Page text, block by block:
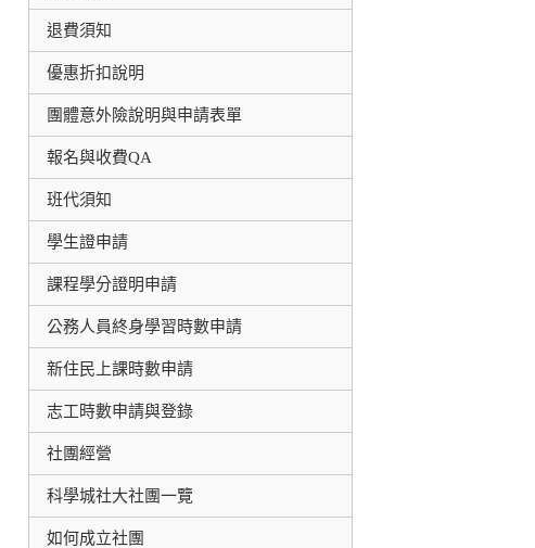
退費須知
優惠折扣說明
團體意外險說明與申請表單
報名與收費QA
班代須知
學生證申請
課程學分證明申請
公務人員終身學習時數申請
新住民上課時數申請
志工時數申請與登錄
社團經營
科學城社大社團一覽
如何成立社團